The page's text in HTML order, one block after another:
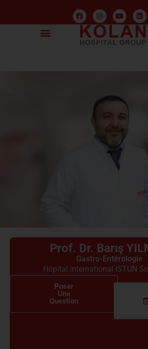
Prof. Dr. Barış
Gastro-Entérologie
Hôpital international ISTUN
Poser
Une
Question